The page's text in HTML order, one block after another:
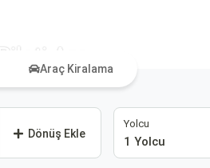
Ara
Araç Kiralama
Dönüş Ekle
Yolcu
1 Yolcu